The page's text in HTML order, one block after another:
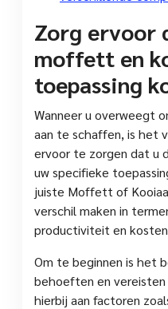
Zorg ervoor
moffett en
toepassing
Wanneer u overweegt
aan te schaffen, is het
ervoor te zorgen dat u
uw specifieke
juiste Moffett of
verschil maken in
productiviteit en
Om te beginnen is het
behoeften en
hierbij aan factoren